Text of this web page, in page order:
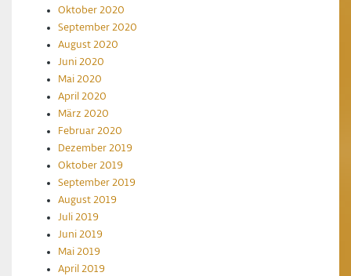
Oktober 2020
September 2020
August 2020
Juni 2020
Mai 2020
April 2020
März 2020
Februar 2020
Dezember 2019
Oktober 2019
September 2019
August 2019
Juli 2019
Juni 2019
Mai 2019
April 2019